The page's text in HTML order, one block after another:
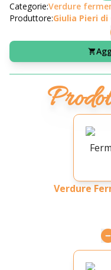
Categorie:Verdure
Produttore:Giulia Pieri di
Verdure